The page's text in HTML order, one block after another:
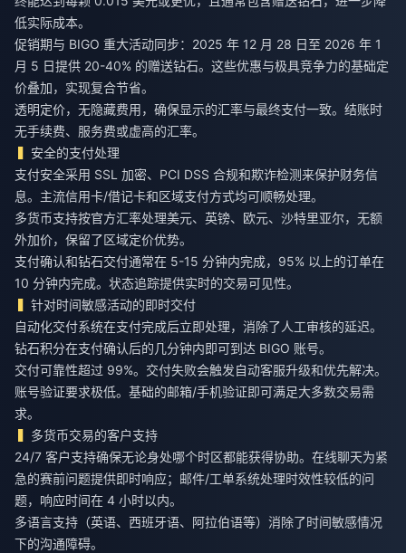
低实际成本。
促销期与 BIGO 重大活动同步：2025 年 12 月 28 日至 2026 年 1
月 5 日提供 20-40% 的赠送钻石。这些优惠与极具竞争力的基础定
价叠加，实现复合节省。
透明定价，无隐藏费用，确保显示的汇率与最终支付一致。结账时
无手续费、服务费或虚高的汇率。
安全的支付处理
支付安全采用 SSL 加密、PCI DSS 合规和欺诈检测来保护财务信
息。主流信用卡/借记卡和区域支付方式均可顺畅处理。
多货币支持按官方汇率处理美元、英镑、欧元、沙特里亚尔，无额
外加价，保留了区域定价优势。
支付确认和钻石交付通常在 5-15 分钟内完成，95% 以上的订单在
10 分钟内完成。状态追踪提供实时的交易可见性。
针对时间敏感活动的即时交付
自动化交付系统在支付完成后立即处理，消除了人工审核的延迟。
钻石积分在支付确认后的几分钟内即可到达 BIGO 账号。
交付可靠性超过 99%。交付失败会触发自动客服升级和优先解决。
账号验证要求极低。基础的邮箱/手机验证即可满足大多数交易需
求。
多货币交易的客户支持
24/7 客户支持确保无论身处哪个时区都能获得协助。在线聊天为紧
急的赛前问题提供即时响应；邮件/工单系统处理时效性较低的问
题，响应时间在 4 小时以内。
多语言支持（英语、西班牙语、阿拉伯语等）消除了时间敏感情况
下的沟通障碍。